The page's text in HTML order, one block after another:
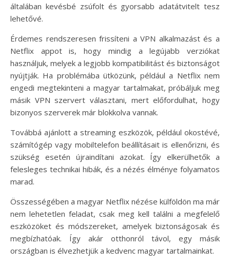
általában kevésbé zsúfolt és gyorsabb adatátvitelt tesz
lehetővé.
Érdemes rendszeresen frissíteni a VPN alkalmazást és a
Netflix appot is, hogy mindig a legújabb verziókat
használjuk, melyek a legjobb kompatibilitást és biztonságot
nyújtják. Ha problémába ütközünk, például a Netflix nem
engedi megtekinteni a magyar tartalmakat, próbáljuk meg
másik VPN szervert választani, mert előfordulhat, hogy
bizonyos szerverek már blokkolva vannak.
Továbbá ajánlott a streaming eszközök, például okostévé,
számítógép vagy mobiltelefon beállításait is ellenőrizni, és
szükség esetén újraindítani azokat. Így elkerülhetők a
felesleges technikai hibák, és a nézés élménye folyamatos
marad.
Összességében a magyar Netflix nézése külföldön ma már
nem lehetetlen feladat, csak meg kell találni a megfelelő
eszközöket és módszereket, amelyek biztonságosak és
megbízhatóak. Így akár otthonról távol, egy másik
országban is élvezhetjük a kedvenc magyar tartalmainkat.